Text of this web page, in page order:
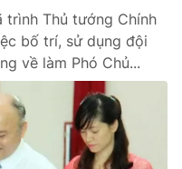
trình Thủ tướng Chính
bố trí, sử dụng đội
về làm Phó Chủ...